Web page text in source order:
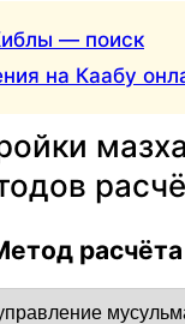
— поиск
на Каабу
расчёта